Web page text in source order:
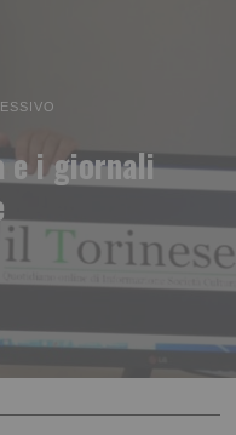
e i giornali